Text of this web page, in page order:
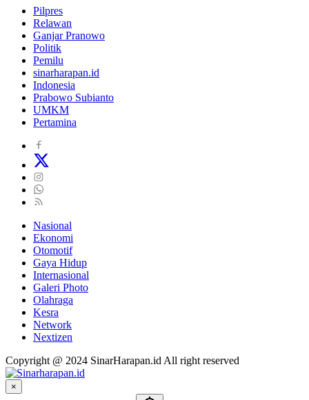
Pilpres
Relawan
Ganjar Pranowo
Politik
Pemilu
sinarharapan.id
Indonesia
Prabowo Subianto
UMKM
Pertamina
Nasional
Ekonomi
Otomotif
Gaya Hidup
Internasional
Galeri Photo
Olahraga
Kesra
Network
Nextizen
Copyright @ 2024 SinarHarapan.id All right reserved
×